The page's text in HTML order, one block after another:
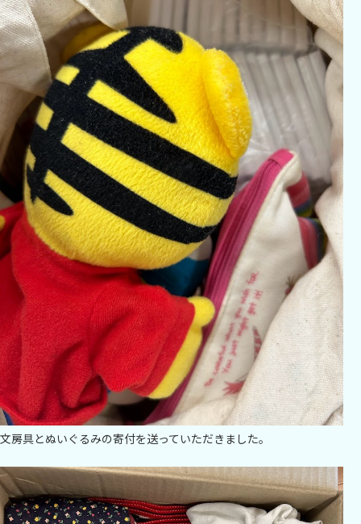
文房具とぬいぐるみの寄付を送っていただきました。